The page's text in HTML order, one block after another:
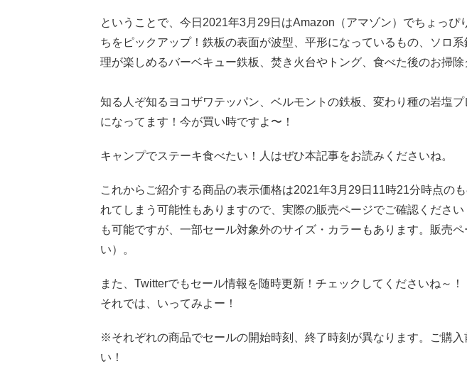
ということで、今日2021年3月29日はAmazon（アマゾン）でちょっぴ
ちをピックアップ！鉄板の表面が波型、平形になっているもの、ソロ
理が楽しめるバーベキュー鉄板、焚き火台やトング、食べた後のお掃除
知る人ぞ知るヨコザワテッパン、ベルモントの鉄板、変わり種の岩塩
になってます！今が買い時ですよ〜！
キャンプでステーキ食べたい！人はぜひ本記事をお読みくださいね。
これからご紹介する商品の表示価格は2021年3月29日11時21分時点の
れてしまう可能性もありますので、実際の販売ページでご確認くださ
も可能ですが、一部セール対象外のサイズ・カラーもあります。販売
い）。
また、Twitterでもセール情報を随時更新！チェックしてくださいね～！
それでは、いってみよー！
※それぞれの商品でセールの開始時刻、終了時刻が異なります。ご購入
い！